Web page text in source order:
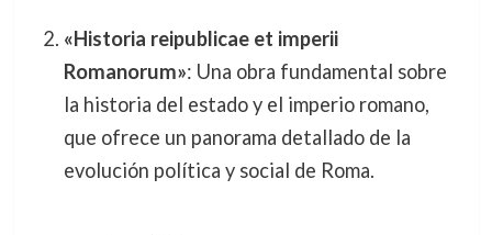
«Historia reipublicae et imperii
Romanorum»: Una obra fundamental sobre
la historia del estado y el imperio romano,
que ofrece un panorama detallado de la
evolución política y social de Roma.